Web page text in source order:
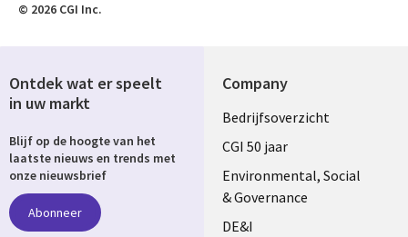
© 2026 CGI Inc.
Company
Useful
links
NETHERLANDS
Bedrijfsoverzicht
CGI 50 jaar
Environmental, Social
& Governance
DE&I
Ontdek wat er speelt
in uw markt
Blijf op de hoogte van het
laatste nieuws en trends met
onze nieuwsbrief
Abonneer